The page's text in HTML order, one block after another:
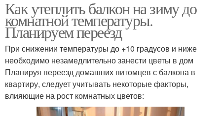
Как утеплить балкон на зиму до
комнатной температуры.
Планируем переезд
При снижении температуры до +10 градусов и ниже
необходимо незамедлительно занести цветы в дом
Планируя переезд домашних питомцев с балкона в
квартиру, следует учитывать некоторые факторы,
влияющие на рост комнатных цветов: